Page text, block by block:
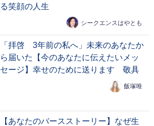
る笑顔の人生
シークエンスはやとも
「拝啓 3年前の私へ」未来のあなたか
ら届いた【今のあなたに伝えたいメッ
セージ】幸せのために送ります 敬具
飯塚唯
【あなたのバースストーリー】なぜ生